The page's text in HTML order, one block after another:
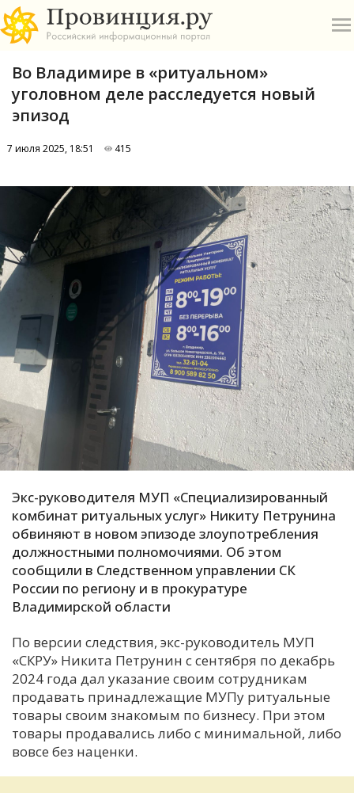
Б
Е
М
Н
П
Р
С
Т
У
Я
Во Владимире в «ритуальном»
уголовном деле расследуется новый
эпизод
7 июля 2025, 18:51 415
Экс-руководителя МУП «Специализированный
комбинат ритуальных услуг» Никиту Петрунина
обвиняют в новом эпизоде злоупотребления
должностными полномочиями. Об этом
сообщили в Следственном управлении СК
России по региону и в прокуратуре
Владимирской области
По версии следствия, экс-руководитель МУП
«СКРУ» Никита Петрунин с сентября по декабрь
2024 года дал указание своим сотрудникам
продавать принадлежащие МУПу ритуальные
товары своим знакомым по бизнесу. При этом
товары продавались либо с минимальной, либо
вовсе без наценки.